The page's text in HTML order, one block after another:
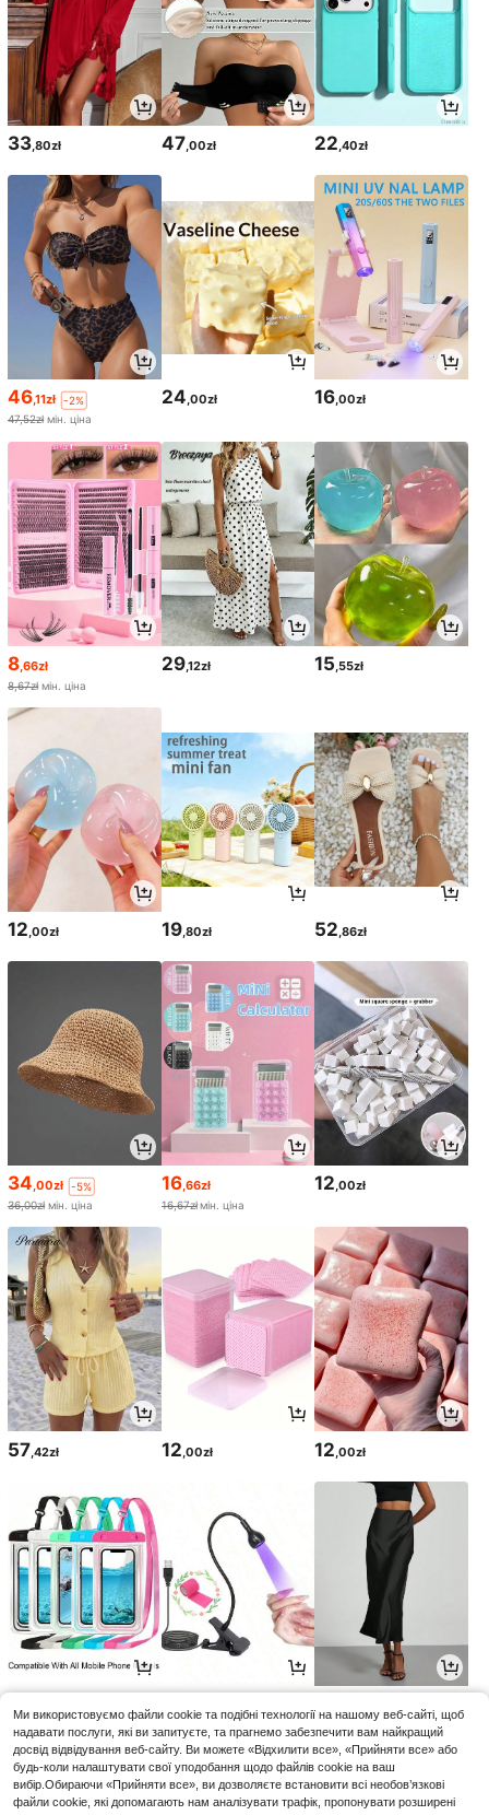
33,80zł 47,00zł 22,40zł
46,11zł
-2%
47,52zł мін. ціна
24,00zł 16,00zł
8 ,66zł
8,67zł мін. ціна
29,12zł 15 ,55zł
12,00zł 19,80zł 52,86zł
34,00zł
-5%
36,00zł мін. ціна
16,66zł
16,67złмін. ціна
12,00zł
57 ,42zł 12 ,00zł 12 ,00zł
мін. ціна
Ми використовуємо файли cookie та подібні технології на нашому веб-сайті, щоб
надавати послуги, які ви запитуєте, та прагнемо забезпечити вам найкращий
досвід відвідування веб-сайту. Ви можете «Відхилити все», «Прийняти все» або
будь-коли налаштувати свої уподобання щодо файлів cookie на ваш
вибір.Обираючи «Прийняти все», ви дозволяєте встановити всі необов’язкові
файли cookie, які допомагають нам аналізувати трафік, пропонувати розширені